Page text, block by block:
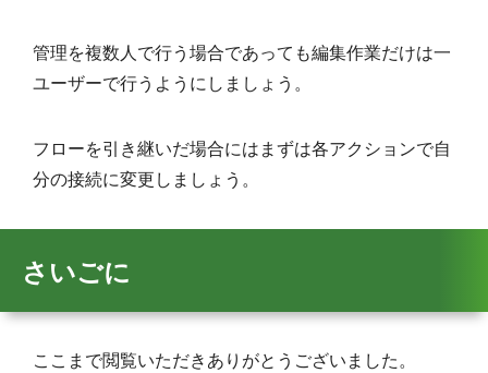
管理を複数人で行う場合であっても編集作業だけは一
ユーザーで行うようにしましょう。
フローを引き継いだ場合にはまずは各アクションで自
分の接続に変更しましょう。
さいごに
ここまで閲覧いただきありがとうございました。